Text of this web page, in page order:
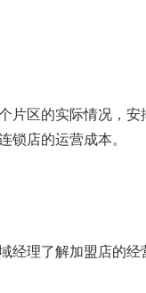
片区的实际情况，
锁店的运营成本。
经理了解加盟店的